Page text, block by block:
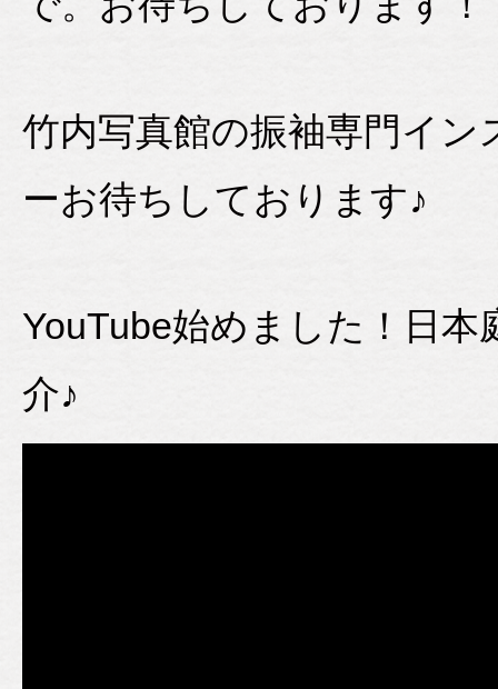
竹内写真館の振袖専門イ
ーお待ちしております♪
YouTube始めました！日
介♪